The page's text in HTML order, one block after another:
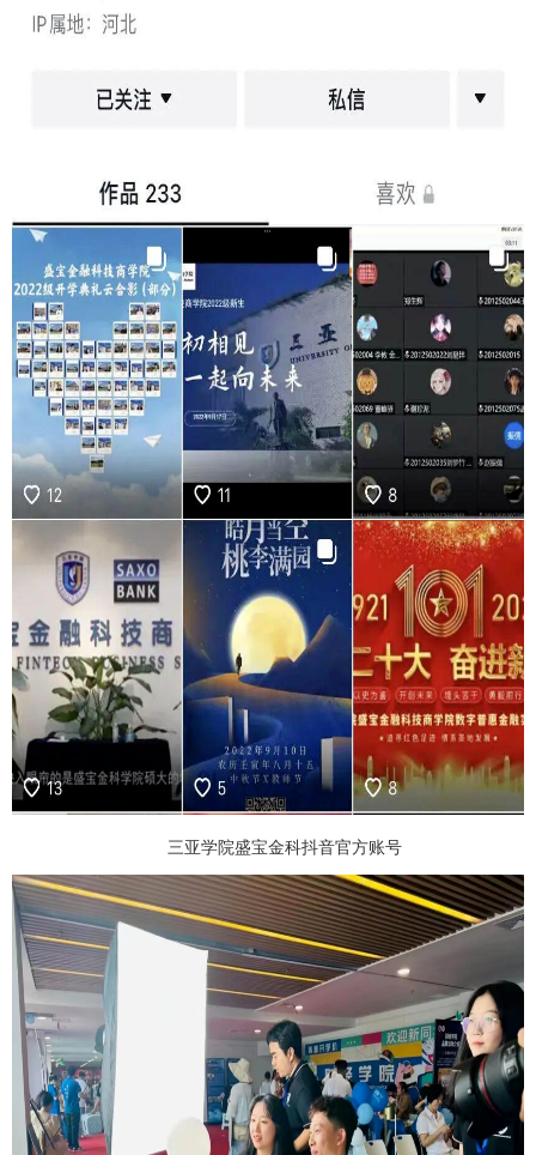
三亚学院盛宝金科抖音官方账号